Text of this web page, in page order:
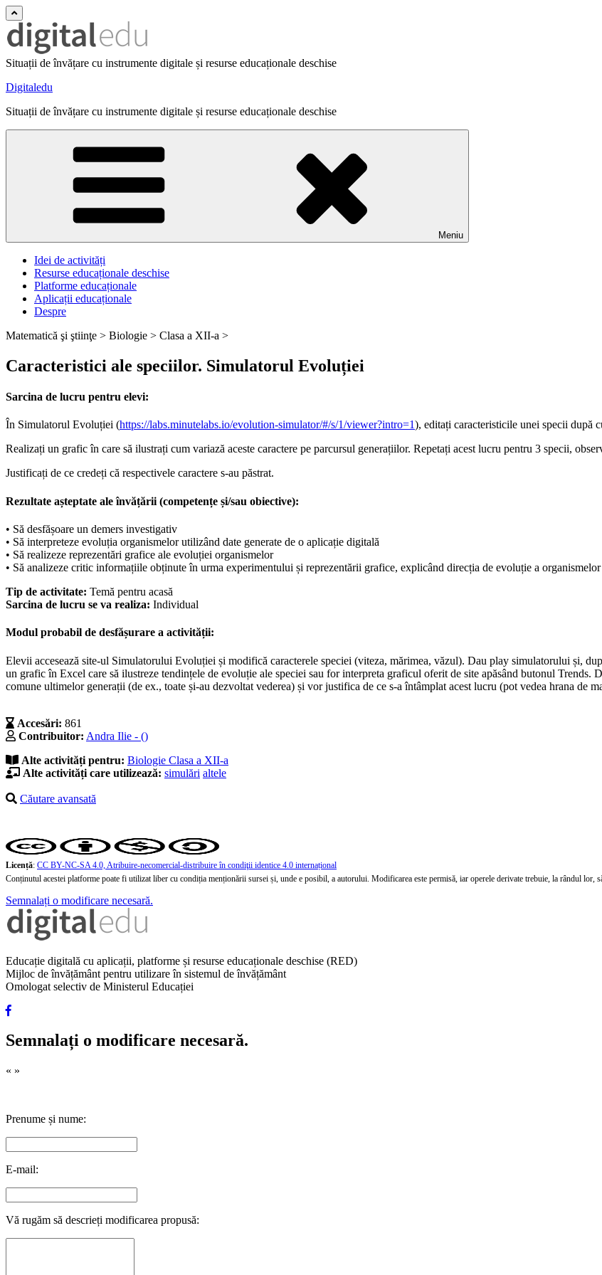
Situații de învățare cu instrumente digitale și resurse educaționale deschise
Digitaledu
Situații de învățare cu instrumente digitale și resurse educaționale deschise
Meniu
Idei de activități
Resurse educaționale deschise
Platforme educaționale
Aplicații educaționale
Despre
Matematică şi ştiinţe > Biologie > Clasa a XII-a >
Caracteristici ale speciilor. Simulatorul Evoluției
Sarcina de lucru pentru elevi:
În Simulatorul Evoluției (https://labs.minutelabs.io/evolution-simulator/#/s/1/viewer?intro=1), editați caracteristicile unei specii după
Realizați un grafic în care să ilustrați cum variază aceste caractere pe parcursul generațiilor. Repetați acest lucru pentru 3 specii,
Justificați de ce credeți că respectivele caractere s-au păstrat.
Rezultate așteptate ale învățării (competențe și/sau obiective):
• Să desfășoare un demers investigativ
• Să interpreteze evoluția organismelor utilizând date generate de o aplicație digitală
• Să realizeze reprezentări grafice ale evoluției organismelor
• Să analizeze critic informațiile obținute în urma experimentului și reprezentării grafice, explicând direcția de evoluție a organismelor
Tip de activitate: Temă pentru acasă
Sarcina de lucru se va realiza: Individual
Modul probabil de desfășurare a activității:
Elevii accesează site-ul Simulatorului Evoluției și modifică caracterele speciei (viteza, mărimea, văzul). Dau play simulatorului și,
un grafic în Excel care să ilustreze tendințele de evoluție ale speciei sau for interpreta graficul oferit de site apăsând butonul Trends.
comune ultimelor generații (de ex., toate și-au dezvoltat vederea) și vor justifica de ce s-a întâmplat acest lucru (pot vedea hrana de
Accesări: 861
Contribuitor: Andra Ilie - ()
Alte activități pentru: Biologie Clasa a XII-a
Alte activități care utilizează: simulări altele
Căutare avansată
Licență: CC BY-NC-SA 4.0, Atribuire-necomercial-distribuire în condiţii identice 4.0 internațional
Conținutul acestei platforme poate fi utilizat liber cu condiția menționării sursei și, unde e posibil, a autorului. Modificarea este permisă, iar operele derivate trebuie, la rândul lor,
Semnalați o modificare necesară.
Educație digitală cu aplicații, platforme și resurse educaționale deschise (RED)
Mijloc de învățământ pentru utilizare în sistemul de învățământ
Omologat selectiv de Ministerul Educației
Semnalați o modificare necesară.
« »
Prenume și nume:
E-mail:
Vă rugăm să descrieți modificarea propusă: